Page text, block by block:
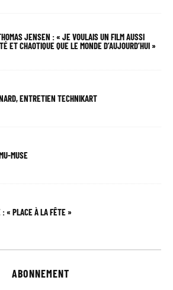
JENSEN : « JE VOULAIS UN FILM AUSSI
ET CHAOTIQUE QUE LE MONDE D’AUJOURD’HUI »
ENTRETIEN TECHNIKART
MUSE
: « PLACE À LA FÊTE »
ABONNEMENT